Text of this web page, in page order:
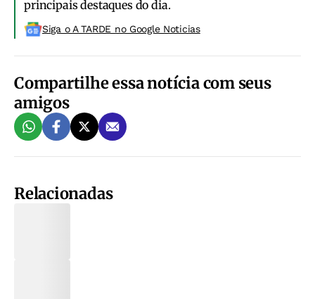
principais destaques do dia.
Siga o A TARDE no Google Noticias
Compartilhe essa notícia com seus
amigos
Relacionadas